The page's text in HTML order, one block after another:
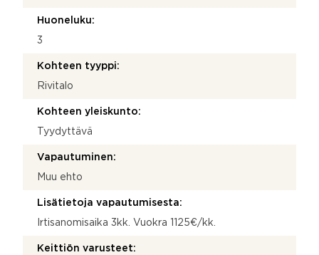
Huoneluku:
3
Kohteen tyyppi:
Rivitalo
Kohteen yleiskunto:
Tyydyttävä
Vapautuminen:
Muu ehto
Lisätietoja vapautumisesta:
Irtisanomisaika 3kk. Vuokra 1125€/kk.
Keittiön varusteet: